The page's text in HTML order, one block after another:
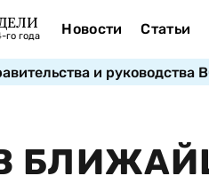
го года Новости Статьи
и руководства
В